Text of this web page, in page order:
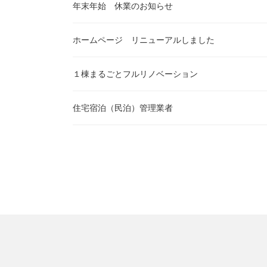
年末年始 休業のお知らせ
ホームページ リニューアルしました
１棟まるごとフルリノベーション
住宅宿泊（民泊）管理業者